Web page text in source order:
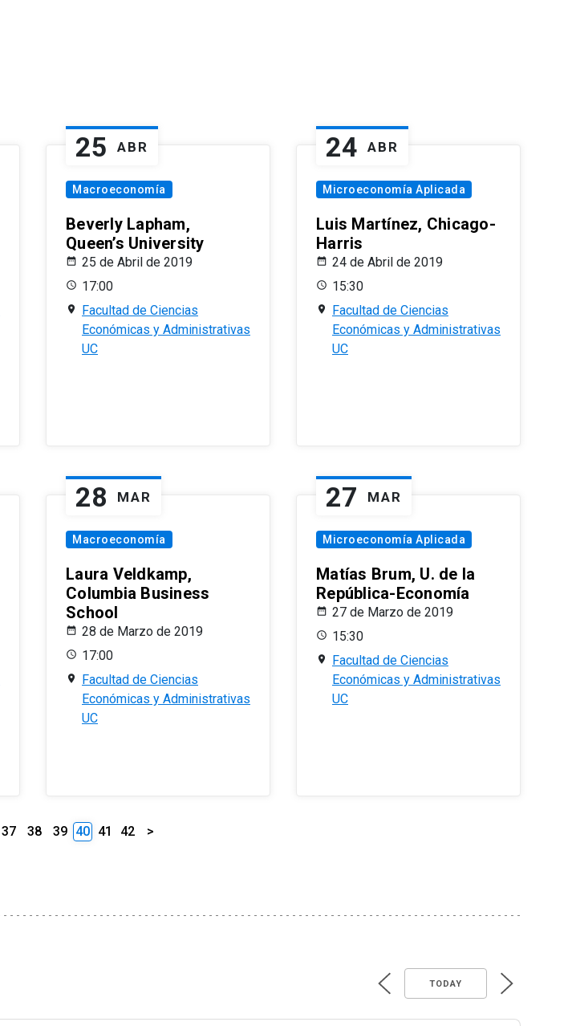
25 ABR
Macroeconomía
Beverly Lapham,
Queen’s University
25 de Abril de 2019
17:00
Facultad de Ciencias
Económicas y Administrativas
UC
24 ABR
Microeconomía Aplicada
Luis Martínez, Chicago-
Harris
24 de Abril de 2019
15:30
Facultad de Ciencias
Económicas y Administrativas
UC
28 MAR
Macroeconomía
Laura Veldkamp,
Columbia Business
School
28 de Marzo de 2019
17:00
Facultad de Ciencias
Económicas y Administrativas
UC
27 MAR
Microeconomía Aplicada
Matías Brum, U. de la
República-Economía
27 de Marzo de 2019
15:30
Facultad de Ciencias
Económicas y Administrativas
UC
37 38 39 40 41 42 >
TODAY